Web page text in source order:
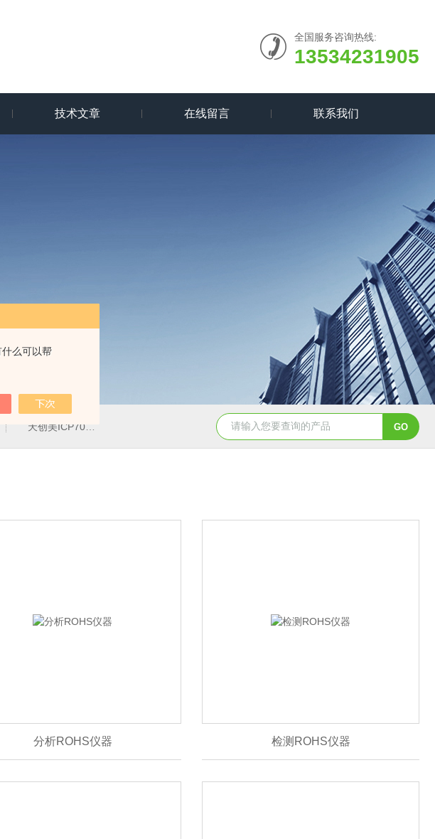
么可以帮
全国服务咨询热线:
13534231905
技术文章 在线留言 联系我们
天创美ICP700T电镀液中金属元素含量检测仪 天创美EDX1800电镀镀层厚度检测仪
分析ROHS仪器 检测ROHS仪器